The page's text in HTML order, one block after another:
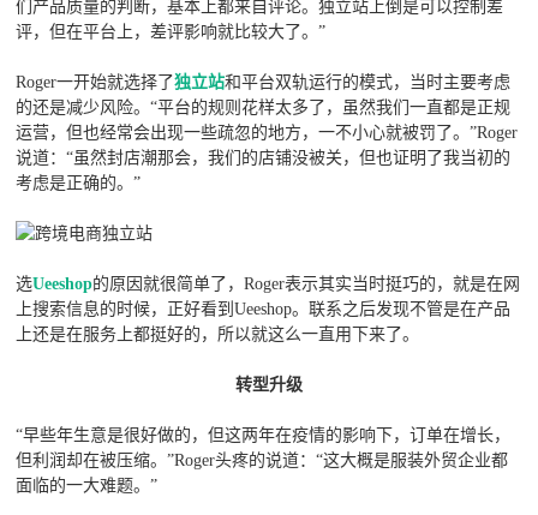
们产品质量的判断，基本上都来自评论。独立站上倒是可以控制差
评，但在平台上，差评影响就比较大了。”
Roger一开始就选择了独立站和平台双轨运行的模式，当时主要考虑
的还是减少风险。“平台的规则花样太多了，虽然我们一直都是正规
运营，但也经常会出现一些疏忽的地方，一不小心就被罚了。”Roger
说道：“虽然封店潮那会，我们的店铺没被关，但也证明了我当初的
考虑是正确的。”
选Ueeshop的原因就很简单了，Roger表示其实当时挺巧的，就是在网
上搜索信息的时候，正好看到Ueeshop。联系之后发现不管是在产品
上还是在服务上都挺好的，所以就这么一直用下来了。
转型升级
“早些年生意是很好做的，但这两年在疫情的影响下，订单在增长，
但利润却在被压缩。”Roger头疼的说道：“这大概是服装外贸企业都
面临的一大难题。”